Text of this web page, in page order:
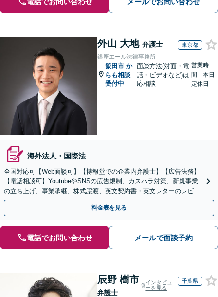
外山 大地 弁護士 東京都
銀座エール法律事務所
飯田市 か
らも相談
受付中
面談方法(対面・電
話・ビデオなど)は
応相談
営業時
間：本日
定休日
海外法人・国際法
全国対応可【Web面談可】【博報堂での企業内弁護士】【広告法務】
【電話相談可】YoutubeやSNSの広告規制、カスハラ対策、新規事業
の立ち上げ、事業承継、株式譲渡、英文契約書・英文レターのレビュ
ー・ドラフトなどに対応。
料金表を見る
電話でお問い合わせ メールで面談予約
辰野 樹市
弁護士
インタビュ
ーを見る
千葉県